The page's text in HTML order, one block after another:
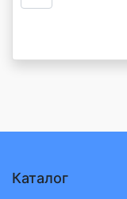
Каталог